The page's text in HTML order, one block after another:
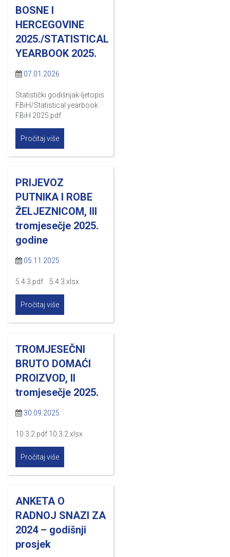
BOSNE I
HERCEGOVINE
2025./STATISTICAL
YEARBOOK 2025.
07.01.2026
Statistički godišnjak-ljetopis
FBiH/Statistical yearbook
FBiH 2025.pdf
Pročitaj više
PRIJEVOZ
PUTNIKA I ROBE
ŽELJEZNICOM, III
tromjesečje 2025.
godine
05.11.2025
5.4.3.pdf 5.4.3.xlsx
Pročitaj više
TROMJESEČNI
BRUTO DOMAĆI
PROIZVOD, II
tromjesečje 2025.
30.09.2025
10.3.2.pdf 10.3.2.xlsx
Pročitaj više
ANKETA O
RADNOJ SNAZI ZA
2024 – godišnji
prosjek